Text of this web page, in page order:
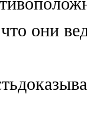
они